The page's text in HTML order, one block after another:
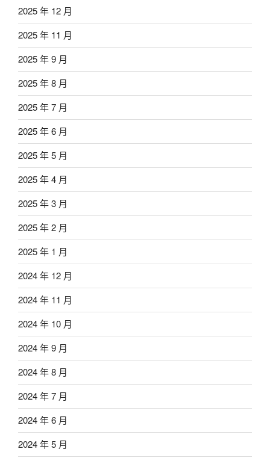
2025 年 12 月
2025 年 11 月
2025 年 9 月
2025 年 8 月
2025 年 7 月
2025 年 6 月
2025 年 5 月
2025 年 4 月
2025 年 3 月
2025 年 2 月
2025 年 1 月
2024 年 12 月
2024 年 11 月
2024 年 10 月
2024 年 9 月
2024 年 8 月
2024 年 7 月
2024 年 6 月
2024 年 5 月